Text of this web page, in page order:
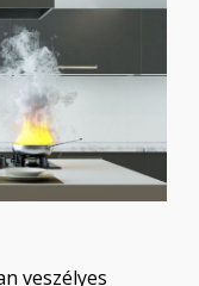
veszélyes